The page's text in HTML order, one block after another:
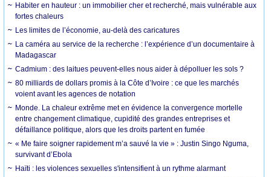
Habiter en hauteur : un immobilier cher et recherché, mais vulnérable aux
fortes chaleurs
Les limites de l’économie, au-delà des caricatures
La caméra au service de la recherche : l’expérience d’un documentaire à
Madagascar
Cadmium : des laitues peuvent-elles nous aider à dépolluer les sols ?
80 milliards de dollars promis à la Côte d’Ivoire : ce que les marchés
voient avant les agences de notation
Monde. La chaleur extrême met en évidence la convergence mortelle
entre changement climatique, cupidité des grandes entreprises et
défaillance politique, alors que les droits partent en fumée
« Me faire soigner rapidement m’a sauvé la vie » : Justin Singo Nguma,
survivant d’Ebola
Haïti : les violences sexuelles s'intensifient à un rythme alarmant